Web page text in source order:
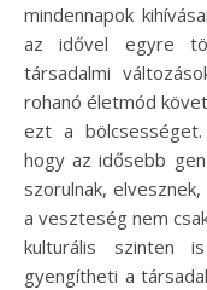
mindennapok
az idővel egyre
társadalmi
rohanó életmód
ezt a bölcsességet.
hogy az idősebb
szorulnak,
a veszteség nem
kulturális szinten
gyengítheti a